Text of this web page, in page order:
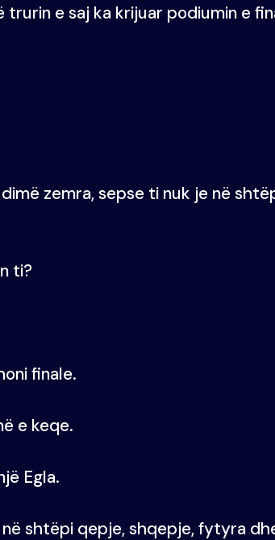
e saj ka krijuar podiumin e
zemra, sepse ti nuk je në
ti?
finale.
e keqe.
Egla.
shtëpi qepje, shqepje, fytyra